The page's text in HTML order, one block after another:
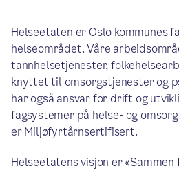
Helseetaten er Oslo kommunes
helseområdet. Våre
tannhelsetjenester,
knyttet til omsorgstjenester og
har også ansvar for drift og
fagsystemer på helse- og
er Miljøfyrtårnsertifisert.
Helseetatens visjon er